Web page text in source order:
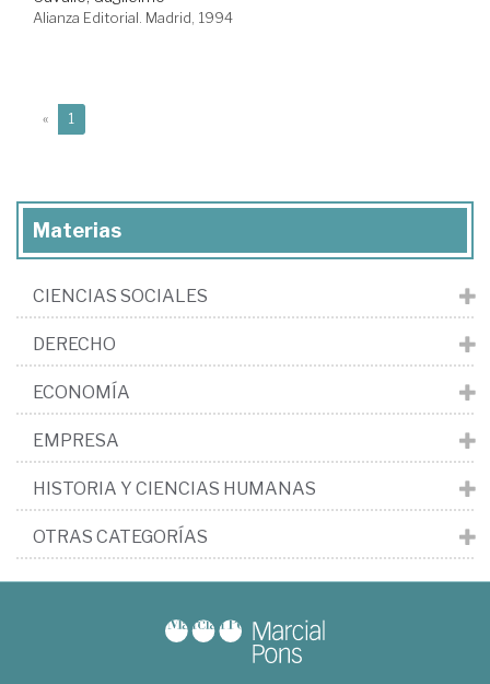
Alianza Editorial. Madrid, 1994
« 1
Materias
CIENCIAS SOCIALES
DERECHO
ECONOMÍA
EMPRESA
HISTORIA Y CIENCIAS HUMANAS
OTRAS CATEGORÍAS